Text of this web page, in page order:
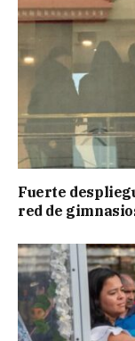
Fuerte
red de